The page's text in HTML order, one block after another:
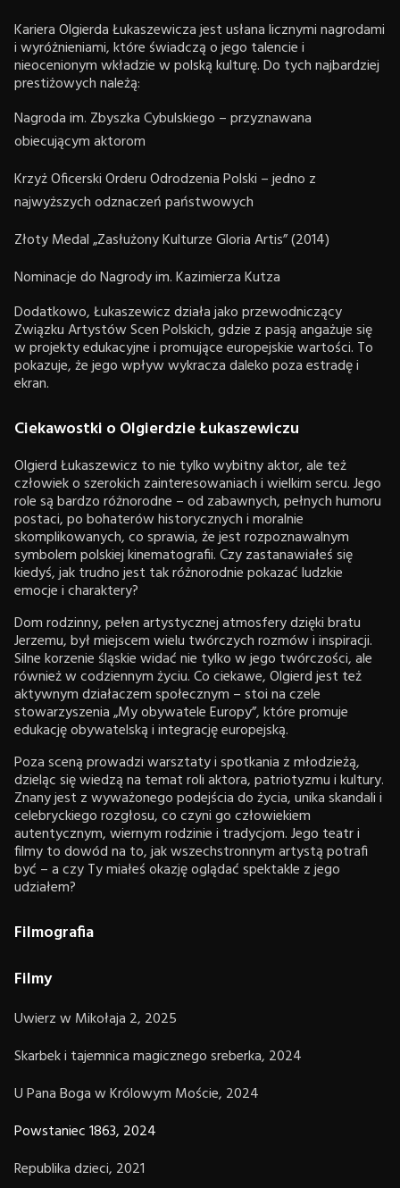
Kariera Olgierda Łukaszewicza jest usłana licznymi nagrodami
i wyróżnieniami, które świadczą o jego talencie i
nieocenionym wkładzie w polską kulturę. Do tych najbardziej
prestiżowych należą:
Nagroda im. Zbyszka Cybulskiego – przyznawana
obiecującym aktorom
Krzyż Oficerski Orderu Odrodzenia Polski – jedno z
najwyższych odznaczeń państwowych
Złoty Medal „Zasłużony Kulturze Gloria Artis” (2014)
Nominacje do Nagrody im. Kazimierza Kutza
Dodatkowo, Łukaszewicz działa jako przewodniczący
Związku Artystów Scen Polskich, gdzie z pasją angażuje się
w projekty edukacyjne i promujące europejskie wartości. To
pokazuje, że jego wpływ wykracza daleko poza estradę i
ekran.
Ciekawostki o Olgierdzie Łukaszewiczu
Olgierd Łukaszewicz to nie tylko wybitny aktor, ale też
człowiek o szerokich zainteresowaniach i wielkim sercu. Jego
role są bardzo różnorodne – od zabawnych, pełnych humoru
postaci, po bohaterów historycznych i moralnie
skomplikowanych, co sprawia, że jest rozpoznawalnym
symbolem polskiej kinematografii. Czy zastanawiałeś się
kiedyś, jak trudno jest tak różnorodnie pokazać ludzkie
emocje i charaktery?
Dom rodzinny, pełen artystycznej atmosfery dzięki bratu
Jerzemu, był miejscem wielu twórczych rozmów i inspiracji.
Silne korzenie śląskie widać nie tylko w jego twórczości, ale
również w codziennym życiu. Co ciekawe, Olgierd jest też
aktywnym działaczem społecznym – stoi na czele
stowarzyszenia „My obywatele Europy”, które promuje
edukację obywatelską i integrację europejską.
Poza sceną prowadzi warsztaty i spotkania z młodzieżą,
dzieląc się wiedzą na temat roli aktora, patriotyzmu i kultury.
Znany jest z wyważonego podejścia do życia, unika skandali i
celebryckiego rozgłosu, co czyni go człowiekiem
autentycznym, wiernym rodzinie i tradycjom. Jego teatr i
filmy to dowód na to, jak wszechstronnym artystą potrafi
być – a czy Ty miałeś okazję oglądać spektakle z jego
udziałem?
Filmografia
Filmy
Uwierz w Mikołaja 2, 2025
Skarbek i tajemnica magicznego sreberka, 2024
U Pana Boga w Królowym Moście, 2024
Powstaniec 1863, 2024
Republika dzieci, 2021